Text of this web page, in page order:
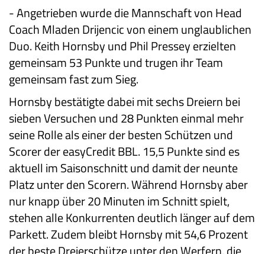
-Angetrieben wurde die Mannschaft von Head
Coach Mladen Drijencic von einem unglaublichen
Duo. Keith Hornsby und Phil Pressey erzielten
gemeinsam 53 Punkte und trugen ihr Team
gemeinsam fast zum Sieg.
Hornsby bestätigte dabei mit sechs Dreiern bei
sieben Versuchen und 28 Punkten einmal mehr
seine Rolle als einer der besten Schützen und
Scorer der easyCredit BBL. 15,5 Punkte sind es
aktuell im Saisonschnitt und damit der neunte
Platz unter den Scorern. Während Hornsby aber
nur knapp über 20 Minuten im Schnitt spielt,
stehen alle Konkurrenten deutlich länger auf dem
Parkett. Zudem bleibt Hornsby mit 54,6 Prozent